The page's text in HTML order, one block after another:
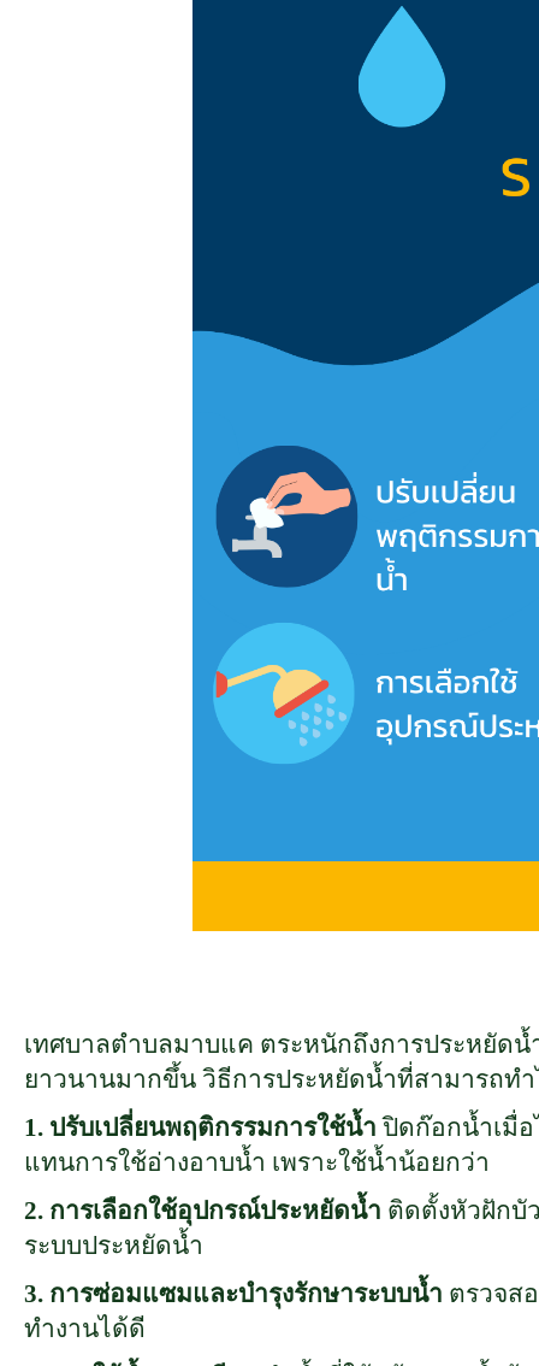
เทศบาลตำบลมาบแค ตระหนักถึงการประหยัด
ยาวนานมากขึ้น วิธีการประหยัดน้ำที่สามารถท
1. ปรับเปลี่ยนพฤติกรรมการใช้น้ำปิดก๊อกน้ำเมื่
แทนการใช้อ่างอาบน้ำ เพราะใช้น้ำน้อยกว่า
2. การเลือกใช้อุปกรณ์ประหยัดน้ำ ติดตั้งหัวฝักบั
ระบบประหยัดน้ำ
3. การซ่อมแซมและบำรุงรักษาระบบน้ำ ตรวจส
ทำงานได้ดี